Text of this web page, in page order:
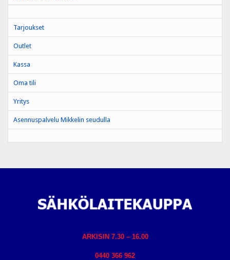
Tarjoukset
Outlet
Kassa
Oma tili
Yritys
Asennuspalvelu Mikkelin seudulla
ARKISIN 7.30 – 16.00
0440 366 962